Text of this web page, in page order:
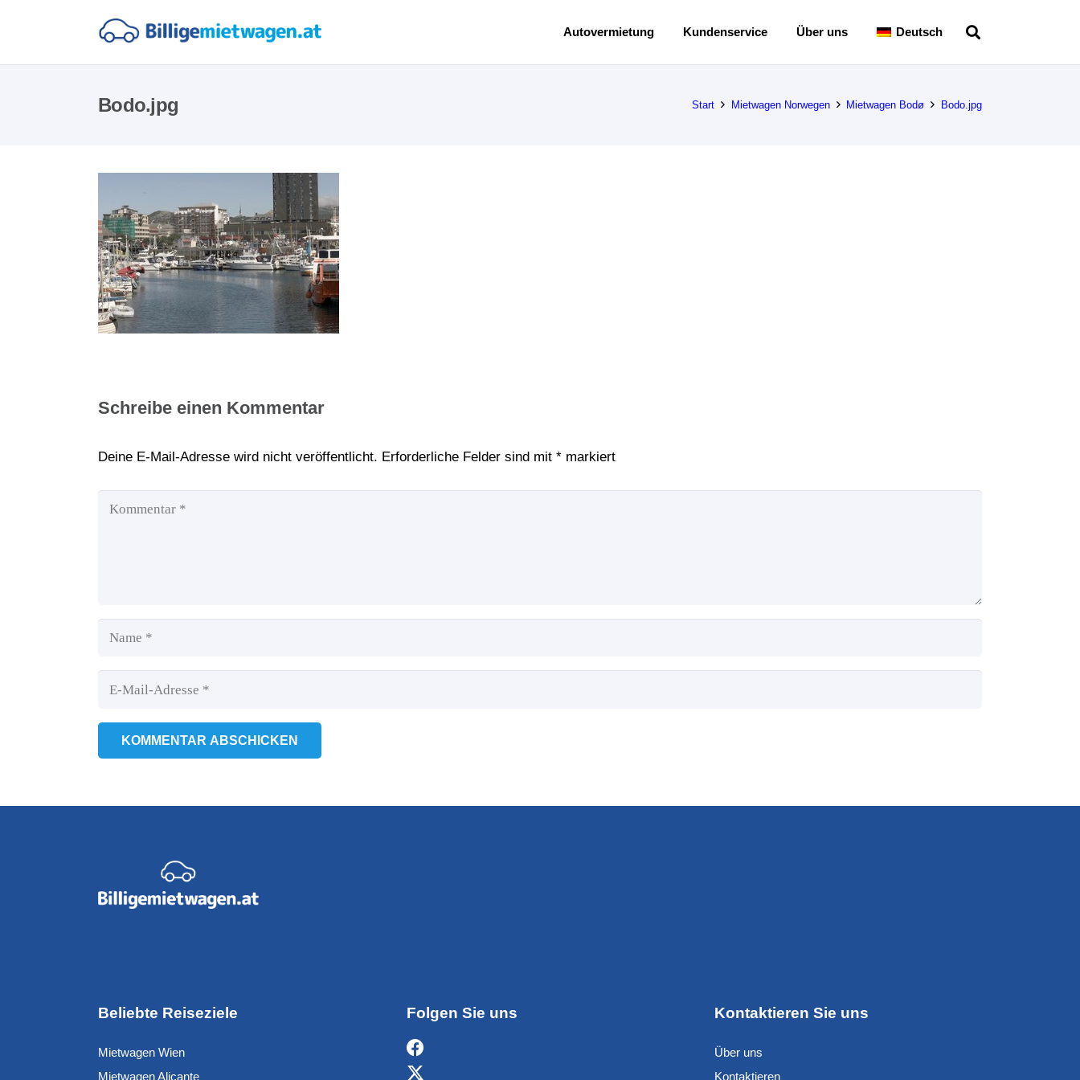
Autovermietung Kundenservice Über uns Deutsch
Bodo.jpg Start Mietwagen Norwegen Mietwagen Bodø Bodo.jpg
Schreibe einen Kommentar
Deine E-Mail-Adresse wird nicht veröffentlicht. Erforderliche Felder sind mit * markiert
KOMMENTAR ABSCHICKEN
Beliebte Reiseziele
Mietwagen Wien
Mietwagen Alicante
Folgen Sie uns Kontaktieren Sie uns
Über uns
Kontaktieren